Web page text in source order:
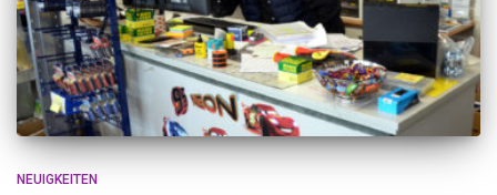
NEUIGKEITEN